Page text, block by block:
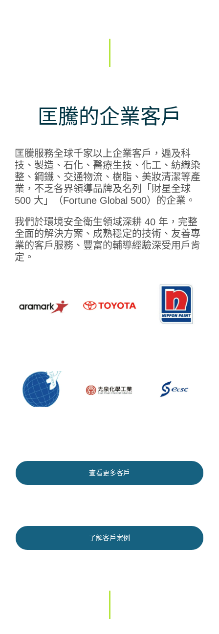
匡騰的企業客戶
匡騰服務全球千家以上企業客戶，遍及科
技、製造、石化、醫療生技、化工、紡織染
整、鋼鐵、交通物流、樹脂、美妝清潔等產
業，不乏各界領導品牌及名列「財星全球
500 大」（Fortune Global 500）的企業。
我們於環境安全衛生領域深耕 40 年，完整
全面的解決方案、成熟穩定的技術、友善專
業的客戶服務、豐富的輔導經驗深受用戶肯
定。
查看更多客戶
了解客戶案例